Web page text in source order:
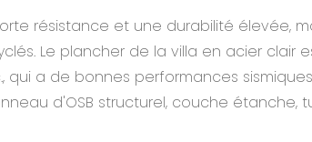
résistance et une durabilité élevée,
Le plancher de la villa en acier clair
a de bonnes performances
d'OSB structurel, couche étanche,